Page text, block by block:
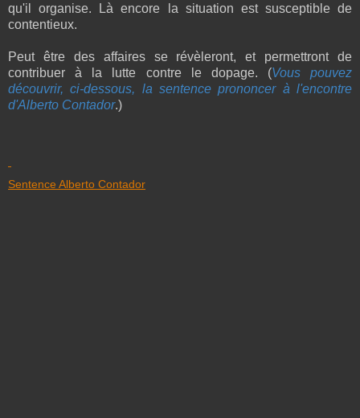
qu'il organise. Là encore la situation est susceptible de
contentieux.
Peut être des affaires se révèleront, et permettront de
contribuer à la lutte contre le dopage. (Vous pouvez
découvrir, ci-dessous, la sentence prononcer à l'encontre
d'Alberto Contador.)
Sentence Alberto Contador